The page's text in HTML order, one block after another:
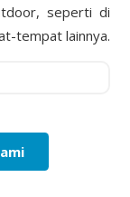
seperti di
tempat lainnya.